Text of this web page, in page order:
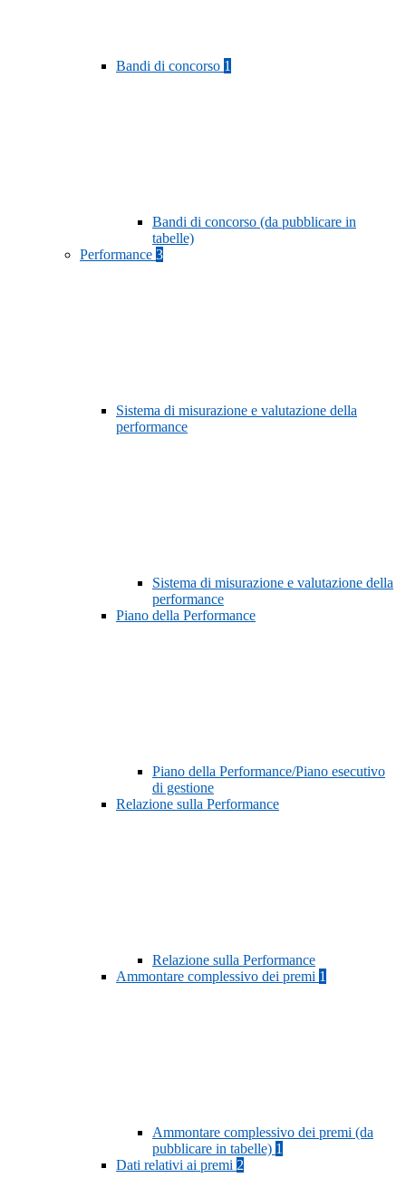
Bandi di concorso 1
Bandi di concorso (da pubblicare in
tabelle)
Performance 3
Sistema di misurazione e valutazione della
performance
Sistema di misurazione e valutazione della
performance
Piano della Performance
Piano della Performance/Piano esecutivo
di gestione
Relazione sulla Performance
Relazione sulla Performance
Ammontare complessivo dei premi 1
Ammontare complessivo dei premi (da
pubblicare in tabelle) 1
Dati relativi ai premi 2